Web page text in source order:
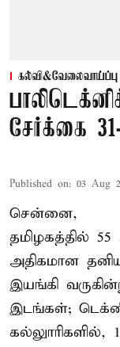
கல்வி&வேலைவாய்ப்பு
சேர்க்கை
Published on: 03 Aug
சென்னை,
தமிழகத்தில் 55
அதிகமான
இயங்கி
இடங்கள்;